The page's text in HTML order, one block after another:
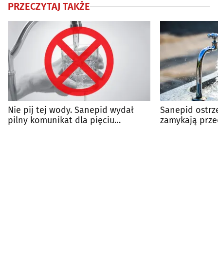
PRZECZYTAJ TAKŻE
Nie pij tej wody. Sanepid wydał
pilny komunikat dla pięciu
Sanepid
zamykają